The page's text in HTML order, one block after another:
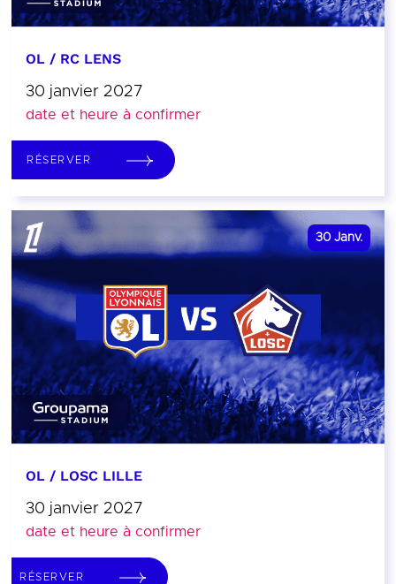
OL / RC LENS
30 janvier 2027
date et heure à confirmer
RÉSERVER
30 Janv.
OL / LOSC LILLE
30 janvier 2027
date et heure à confirmer
RÉSERVER